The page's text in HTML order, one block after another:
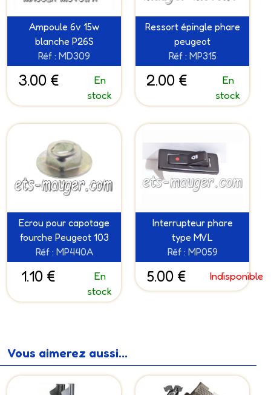
Ampoule 6v 15w
blanche P26S
Réf : MD309
3.00 €
En
stock
Ressort épingle phare
peugeot
Réf : MP315
2.00 €
En
stock
Ecrou pour capotage
fourche Peugeot 103
Réf : MP440A
1.10 €
En
stock
Interrupteur phare
type MVL
Réf : MP059
5.00 € Indisponible
Vous aimerez aussi...